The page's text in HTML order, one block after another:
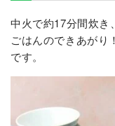
中火で約17分間炊き
ごはんのできあがり
です。